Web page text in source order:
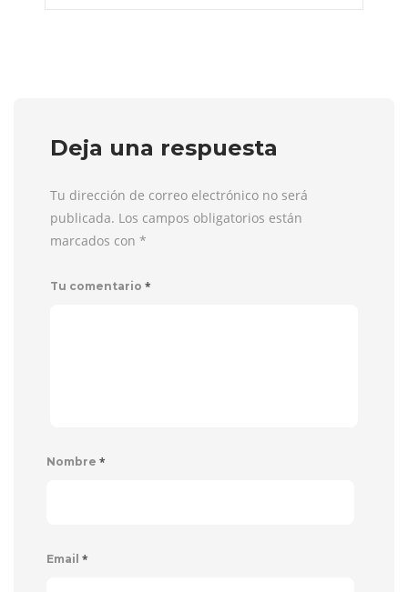
Deja una respuesta
Tu dirección de correo electrónico no será
publicada. Los campos obligatorios están
marcados con *
Tu comentario *
Nombre *
Email *